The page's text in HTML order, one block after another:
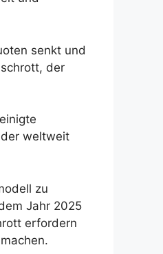
senkt und
der
weltweit
zu
Jahr 2025
erfordern